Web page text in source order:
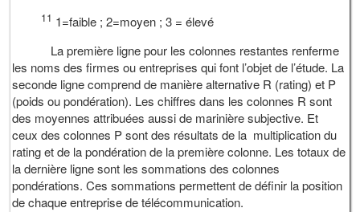
11 1=faible ; 2=moyen ; 3 = élevé
La première ligne pour les colonnes restantes renferme
les noms des firmes ou entreprises qui font l’objet de l’étude. La
seconde ligne comprend de manière alternative R (rating) et P
(poids ou pondération). Les chiffres dans les colonnes R sont
des moyennes attribuées aussi de marinière subjective. Et
ceux des colonnes P sont des résultats de la multiplication du
rating et de la pondération de la première colonne. Les totaux de
la dernière ligne sont les sommations des colonnes
pondérations. Ces sommations permettent de définir la position
de chaque entreprise de télécommunication.